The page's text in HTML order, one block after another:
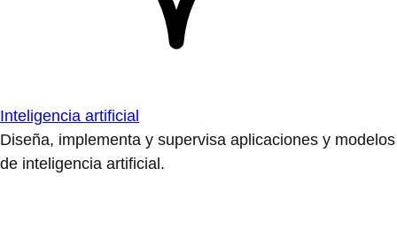
Inteligencia artificial
Diseña, implementa y supervisa aplicaciones y modelos
de inteligencia artificial.